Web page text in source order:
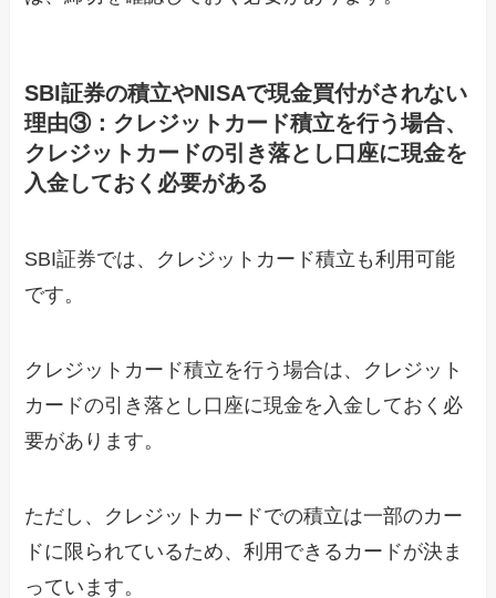
SBI証券の積立やNISAで現金買付がされない
理由③：クレジットカード積立を行う場合、
クレジットカードの引き落とし口座に現金を
入金しておく必要がある
SBI証券では、クレジットカード積立も利用可能
です。
クレジットカード積立を行う場合は、クレジット
カードの引き落とし口座に現金を入金しておく必
要があります。
ただし、クレジットカードでの積立は一部のカー
ドに限られているため、利用できるカードが決ま
っています。